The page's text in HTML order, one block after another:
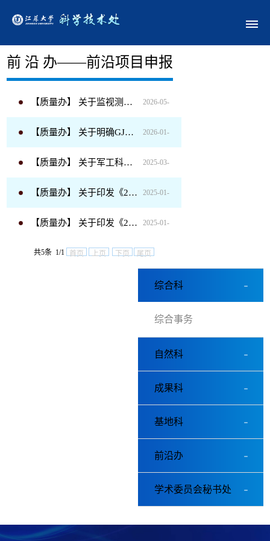
部门概况
前 沿 办——前沿项目申报
【质量办】 关于监视测量设备定期检定和校准工作的提示 2026-05-
12
【质量办】 关于明确GJB9001C标准中外包过程部分事项的通知 2026-01-
10
【质量办】 关于军工科研监视测量设备编制周期检定计划和检定校准的通知 2025-03-
14
【质量办】 关于印发《2025年度军工质量管理体系质量监视、测量和分析计划》的通知 2025-01-
17
【质量办】 关于印发《2025年度军工科研生产质量目标》的通知 2025-01-
共5条 1/1 首页 上页 下页 尾页
综合科
综合事务
自然科
成果科
基地科
前沿办
学术委员会秘书处